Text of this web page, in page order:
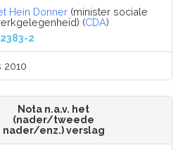
Hein Donner (minister sociale
(CDA)
2
2010
Nota n.a.v. het
(nader/tweede
nader/enz.) verslag